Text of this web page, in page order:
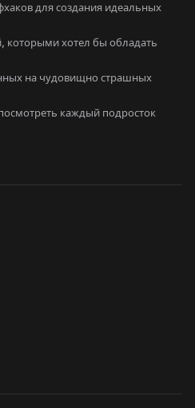
для создания идеальных
которыми хотел бы обладать
на чудовищно страшных
каждый подросток